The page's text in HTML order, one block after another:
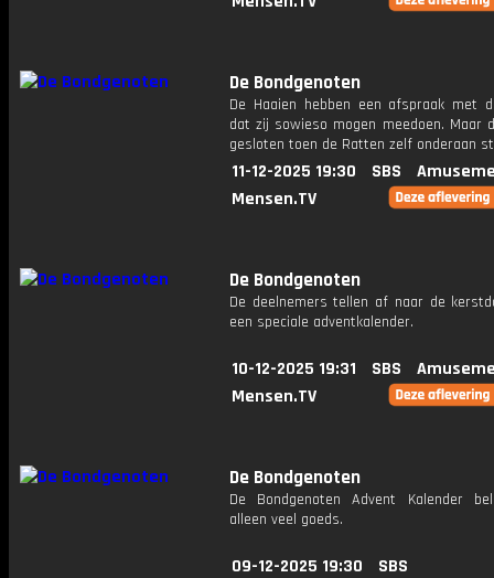
De Bondgenoten
De Haaien hebben een afspraak met
dat zij sowieso mogen meedoen. Maar
gesloten toen de Ratten zelf onderaan
11-12-2025 19:30 SBS
Mensen.TV
De Bondgenoten
De deelnemers tellen af naar de
een speciale adventkalender.
10-12-2025 19:31 SBS
Mensen.TV
De Bondgenoten
De Bondgenoten Advent Kalender
alleen veel goeds.
09-12-2025 19:30
SBS